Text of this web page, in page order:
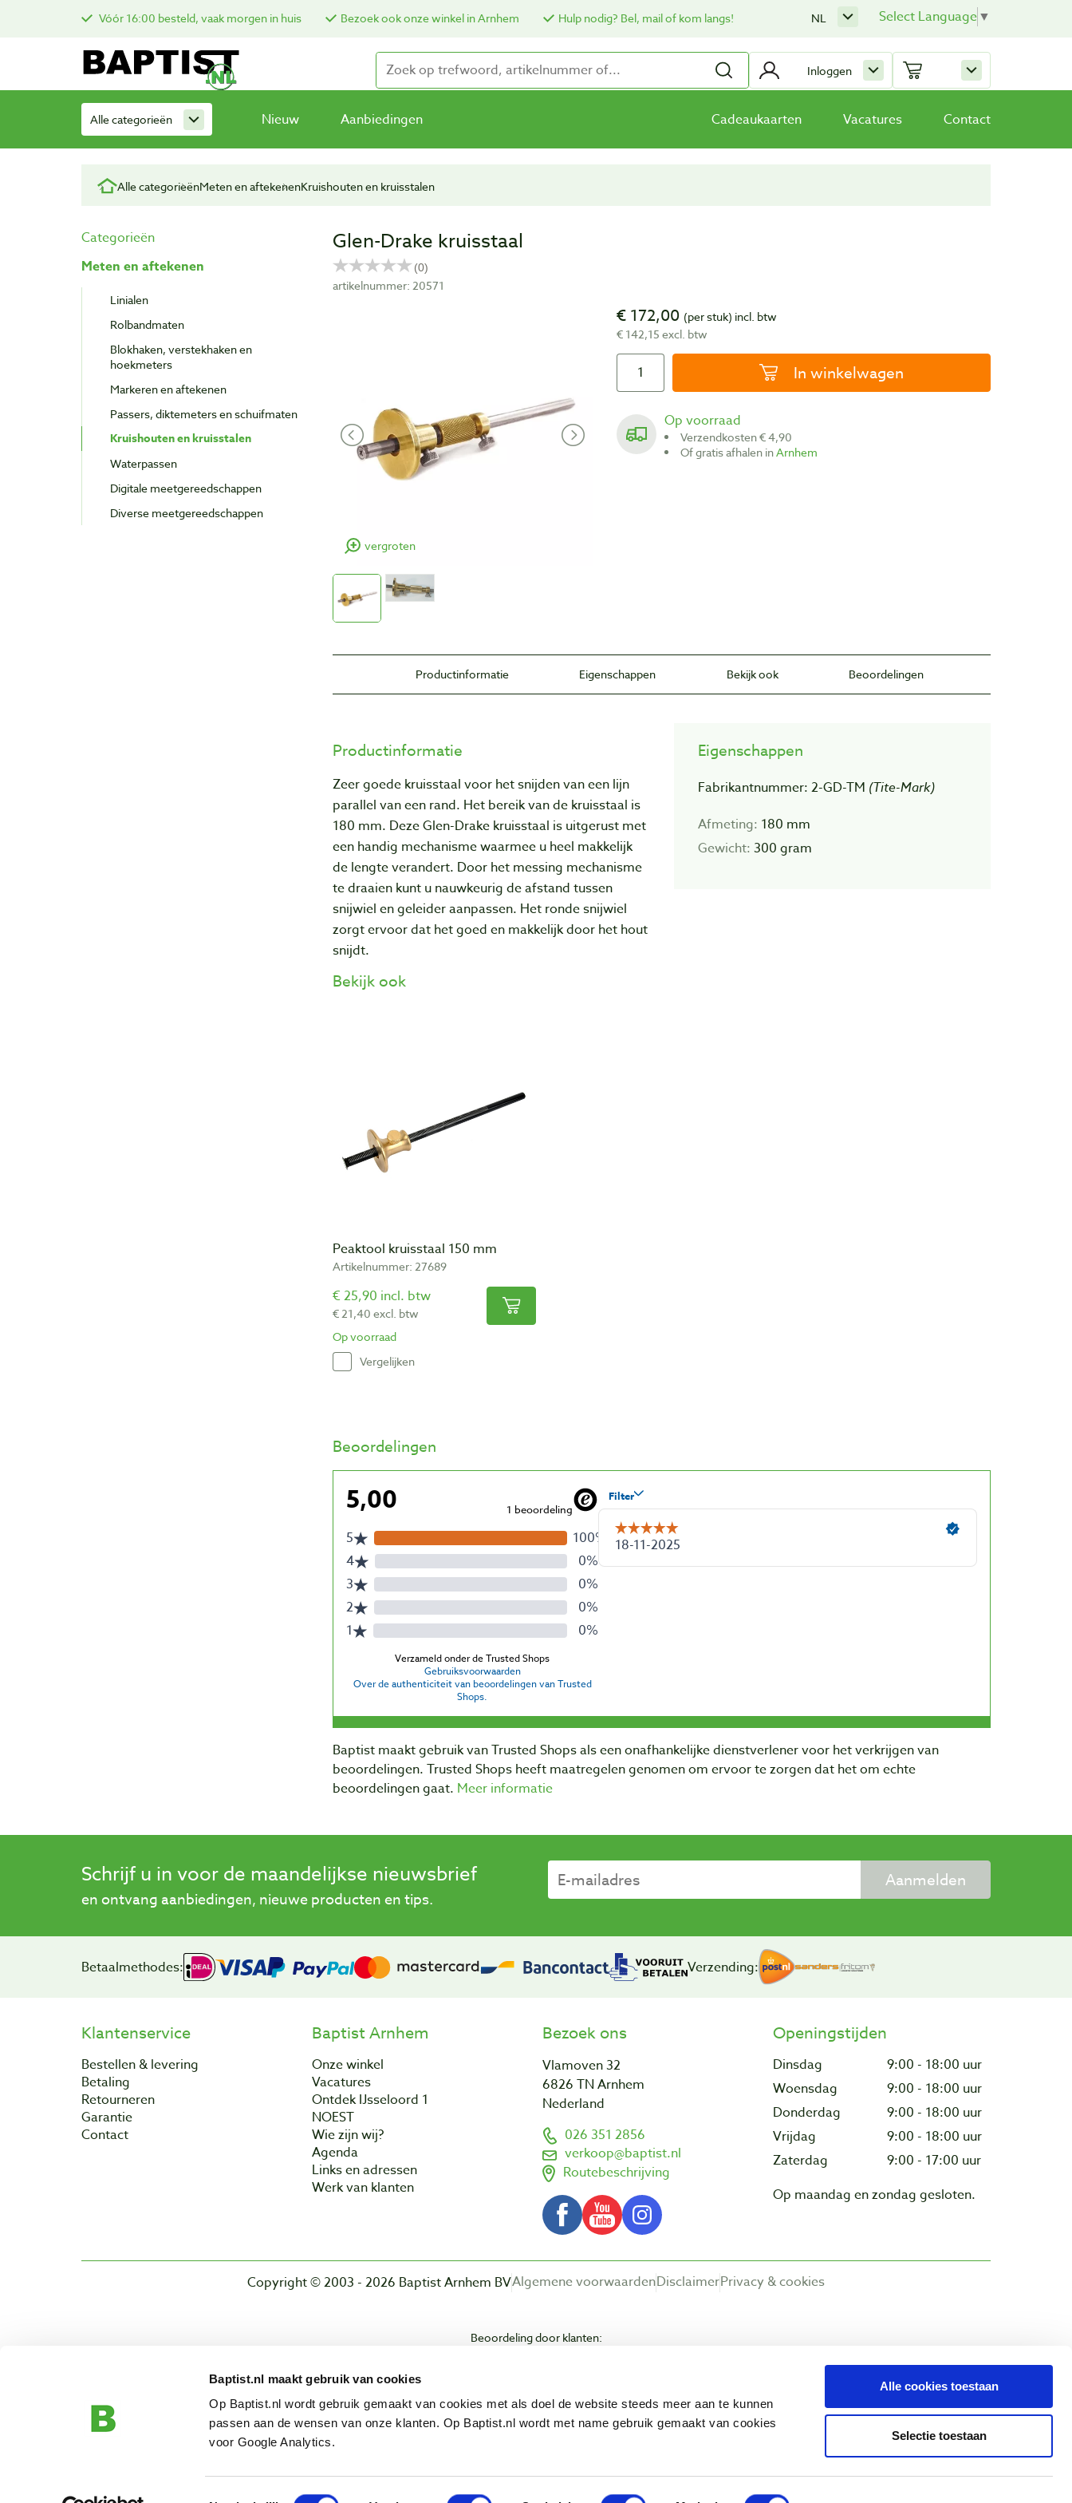
Baptist.nl maakt gebruik van cookies
Op Baptist.nl wordt gebruik gemaakt van cookies met als doel de website steeds meer aan te kunnen
passen aan de wensen van onze klanten. Op Baptist.nl wordt met name gebruik gemaakt van cookies
voor Google Analytics.
Toestemmingsselectie
Alle cookies toestaan
Selectie toestaan
Vóór 16:00 besteld, vaak morgen in huis Bezoek ook onze winkel in Arnhem Hulp nodig? Bel, mail of kom langs! Select Language▼
NL
Inloggen
Alle categorieën Nieuw Aanbiedingen Cadeaukaarten Vacatures Contact
Alle categorieënMeten en aftekenenKruishouten en kruisstalen
Categorieën
Meten en aftekenen
Linialen
Rolbandmaten
Blokhaken, verstekhaken en
hoekmeters
Markeren en aftekenen
Passers, diktemeters en schuifmaten
Kruishouten en kruisstalen
Waterpassen
Digitale meetgereedschappen
Diverse meetgereedschappen
Glen-Drake kruisstaal
artikelnummer: 20571
vergroten
€ 172,00 (per stuk) incl. btw
€ 142,15 excl. btw
In winkelwagen
Op voorraad
Verzendkosten € 4,90
Of gratis afhalen inArnhem
Productinformatie Eigenschappen Bekijk ook Beoordelingen
Productinformatie
Zeer goede kruisstaal voor het snijden van een lijn
parallel van een rand. Het bereik van de kruisstaal is
180 mm. Deze Glen-Drake kruisstaal is uitgerust met
een handig mechanisme waarmee u heel makkelijk
de lengte verandert. Door het messing mechanisme
te draaien kunt u nauwkeurig de afstand tussen
snijwiel en geleider aanpassen. Het ronde snijwiel
zorgt ervoor dat het goed en makkelijk door het hout
snijdt.
Eigenschappen
Fabrikantnummer: 2-GD-TM (Tite-Mark)
Afmeting: 180 mm
Gewicht: 300 gram
Bekijk ook
Peaktool kruisstaal 150 mm
Artikelnummer: 27689
€ 25,90 incl. btw
€ 21,40 excl. btw
Op voorraad
Vergelijken
Beoordelingen
Baptist maakt gebruik van Trusted Shops als een onafhankelijke dienstverlener voor het verkrijgen van
beoordelingen. Trusted Shops heeft maatregelen genomen om ervoor te zorgen dat het om echte
beoordelingen gaat. Meer informatie
Schrijf u in voor de maandelijkse nieuwsbrief
en ontvang aanbiedingen, nieuwe producten en tips.
Aanmelden
Betaalmethodes: Verzending:
Klantenservice
Bestellen & levering
Betaling
Retourneren
Garantie
Contact
Baptist Arnhem
Onze winkel
Vacatures
Ontdek IJsseloord 1
NOEST
Wie zijn wij?
Agenda
Links en adressen
Werk van klanten
Bezoek ons
Vlamoven 32
6826 TN Arnhem
Nederland
026 351 2856
verkoop@baptist.nl
Routebeschrijving
Openingstijden
Dinsdag
9:00 - 18:00 uur
Woensdag
9:00 - 18:00 uur
Donderdag
9:00 - 18:00 uur
Vrijdag
9:00 - 18:00 uur
Zaterdag
9:00 - 17:00 uur
Op maandag en zondag gesloten.
Algemene voorwaardenDisclaimerPrivacy & cookies
Copyright © 2003 - 2026 Baptist Arnhem BV
Beoordeling door klanten: